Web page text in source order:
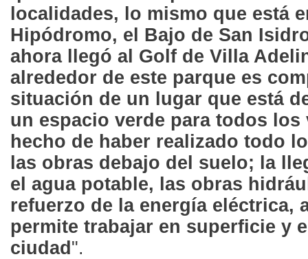
localidades, lo mismo que está
Hipódromo, el Bajo de San
ahora llegó al Golf de Villa
alrededor de este parque es
situación de un lugar que está
un espacio verde para todos los
hecho de haber realizado todo
las obras debajo del suelo; la
el agua potable, las obras
refuerzo de la energía eléctrica,
permite trabajar en superficie y
ciudad ".